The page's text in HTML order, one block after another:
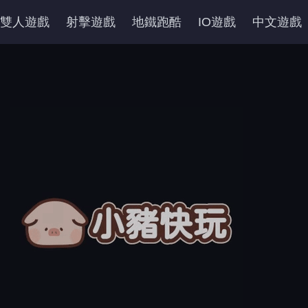
雙人遊戲 射擊遊戲 地鐵跑酷 IO遊戲 中文遊戲